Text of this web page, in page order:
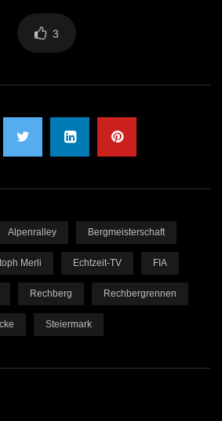
3
Alpenralley Bergmeisterschaft
Merli Echtzeit-TV FIA
Rechberg Rechbergrennen
Steiermark